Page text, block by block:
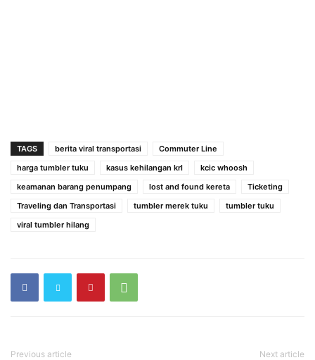
TAGS berita viral transportasi
Commuter Line
harga tumbler tuku
kasus kehilangan krl
kcic whoosh
keamanan barang penumpang
lost and found kereta
Ticketing
Traveling dan Transportasi
tumbler merek tuku
tumbler tuku
viral tumbler hilang
Previous article Next article